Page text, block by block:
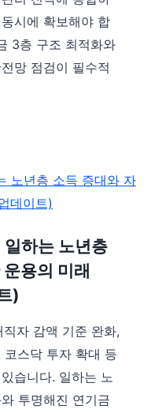
시에 확보해야 합
3층 구조 최적화와
망 점검이 필수적
하는 노년층
용의 미래
)
자 감액 기준 완화,
코스닥 투자 확대 등
습니다. 일하는 노
투명해진 연기금